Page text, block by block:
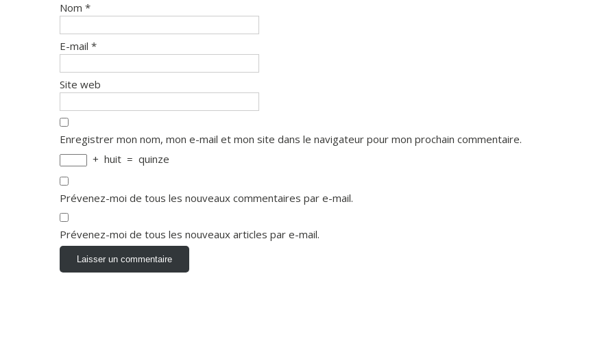
Nom *
E-mail *
Site web
Enregistrer mon nom, mon e-mail et mon site dans le navigateur pour mon prochain commentaire.
+ huit = quinze
Prévenez-moi de tous les nouveaux commentaires par e-mail.
Prévenez-moi de tous les nouveaux articles par e-mail.